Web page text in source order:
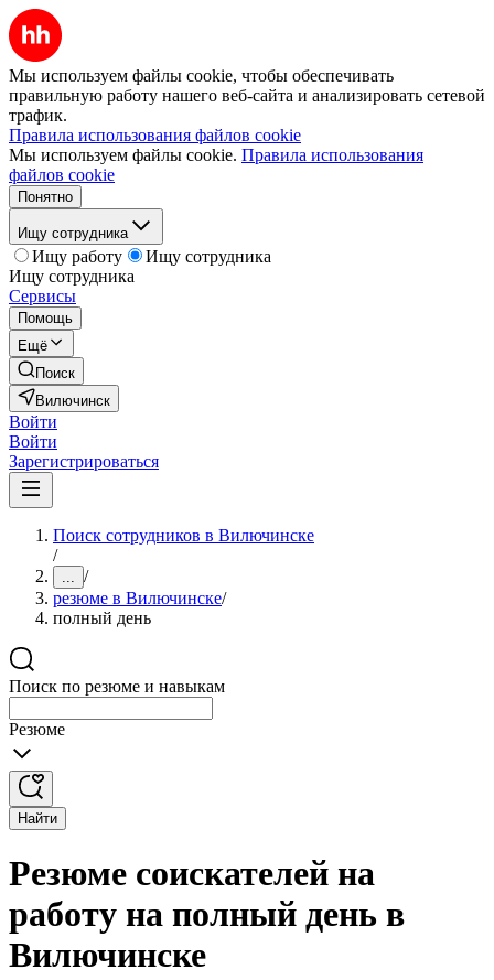
Мы используем файлы cookie, чтобы обеспечивать
правильную работу нашего веб-сайта и анализировать сетевой
трафик.
Правила использования файлов cookie
Мы используем файлы cookie. Правила использования
файлов cookie
Понятно
Ищу сотрудника
Ищу работу
Ищу сотрудника
Ищу сотрудника
Сервисы
Помощь
Ещё
Поиск
Вилючинск
Войти
Войти
Зарегистрироваться
Поиск сотрудников в Вилючинске
/
... /
резюме в Вилючинске/
полный день
Поиск по резюме и навыкам
Резюме
Найти
Резюме соискателей на
работу на полный день в
Вилючинске